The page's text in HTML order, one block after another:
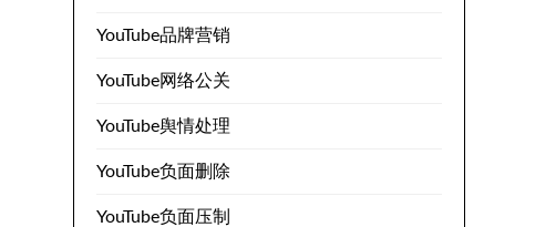
YouTube品牌营销
YouTube网络公关
YouTube舆情处理
YouTube负面删除
YouTube负面压制